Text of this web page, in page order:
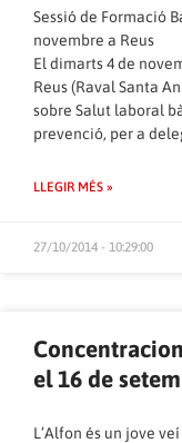
Sessió de Formació
novembre a Reus
El dimarts 4 de
Reus (Raval Santa
sobre Salut laboral
prevenció, per a
LLEGIR MÉS »
27/10/2014 - 10:29:00
el 16 de
L’Alfon és un jove